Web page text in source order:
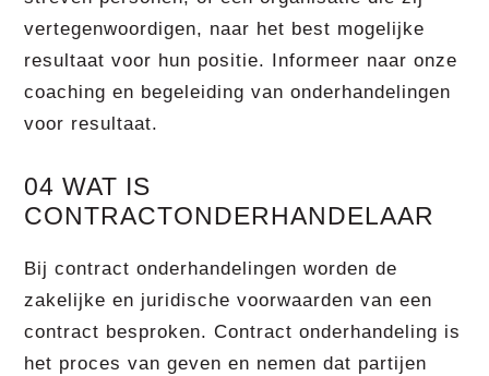
vertegenwoordigen, naar het best mogelijke
resultaat voor hun positie. Informeer naar onze
coaching en begeleiding van onderhandelingen
voor resultaat.
04 WAT IS
CONTRACTONDERHANDELAAR
Bij contract onderhandelingen worden de
zakelijke en juridische voorwaarden van een
contract besproken. Contract onderhandeling is
het proces van geven en nemen dat partijen